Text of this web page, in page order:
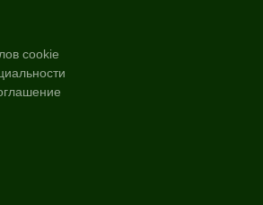
cookie